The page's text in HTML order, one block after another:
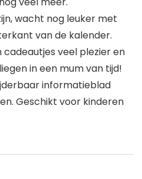
wacht nog leuker met
van de kalender.
veel plezier en
in een mum van tijd!
informatieblad
Geschikt voor kinderen